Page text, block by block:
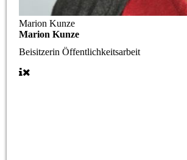
Marion Kunze
Marion Kunze
Beisitzerin Öffentlichkeitsarbeit